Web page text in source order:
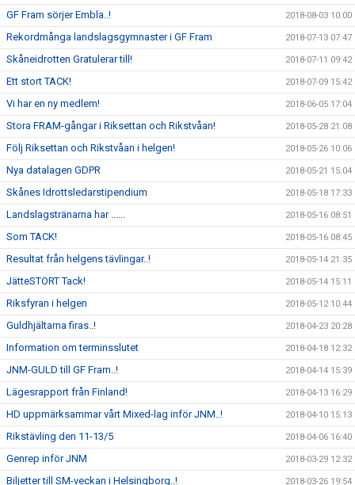
GF Fram sörjer Embla..! 2018-08-03 10:00
Rekordmånga landslagsgymnaster i GF Fram 2018-07-13 07:47
Skåneidrotten Gratulerar till! 2018-07-11 09:42
Ett stort TACK! 2018-07-09 15:42
Vi har en ny medlem! 2018-06-05 17:04
Stora FRAM-gångar i Riksettan och Rikstvåan! 2018-05-28 21:08
Följ Riksettan och Rikstvåan i helgen! 2018-05-26 10:06
Nya datalagen GDPR 2018-05-21 15:04
Skånes Idrottsledarstipendium 2018-05-18 17:33
Landslagstränarna har ...... 2018-05-16 08:51
Som TACK! 2018-05-16 08:45
Resultat från helgens tävlingar..! 2018-05-14 21:35
JätteSTORT Tack! 2018-05-14 15:11
Riksfyran i helgen 2018-05-12 10:44
Guldhjältarna firas..! 2018-04-23 20:28
Information om terminsslutet 2018-04-18 12:32
JNM-GULD till GF Fram..! 2018-04-14 15:39
Lägesrapport från Finland! 2018-04-13 16:29
HD uppmärksammar vårt Mixed-lag inför JNM..! 2018-04-10 15:13
Rikstävling den 11-13/5 2018-04-06 16:40
Genrep inför JNM 2018-03-29 12:32
Biljetter till SM-veckan i Helsingborg..! 2018-03-26 19:54